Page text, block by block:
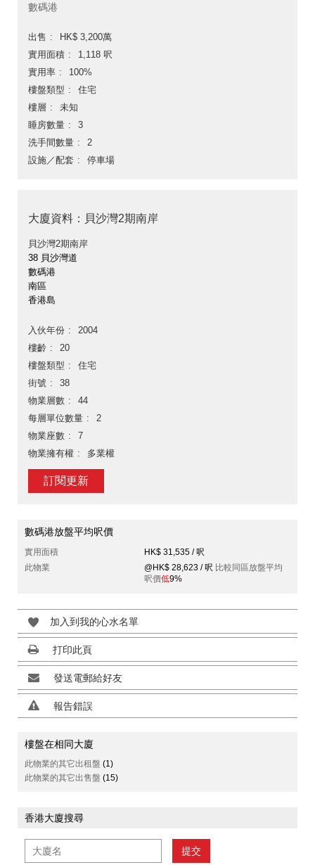
數碼港
出售
HK$ 3,200萬
實用面積
1,118 呎
實用率
100%
樓盤類型
住宅
樓層
未知
睡房數量
3
洗手間數量
2
設施／配套
停車場
大廈資料：貝沙灣2期南岸
貝沙灣2期南岸
38 貝沙灣道
數碼港
南區
香港島
入伙年份
2004
樓齡
20
樓盤類型
住宅
街號
38
物業層數
44
每層單位數量
2
物業座數
7
物業擁有權
多業權
訂閱更新
數碼港放盤平均呎價
實用面積
HK$ 31,535 / 呎
此物業
@HK$ 28,623 / 呎 比較同區放盤平均
呎價低9%
加入到我的心水名單
打印此頁
發送電郵給好友
報告錯誤
樓盤在相同大廈
此物業的其它出租盤 (1)
此物業的其它出售盤 (15)
香港大廈搜尋
提交